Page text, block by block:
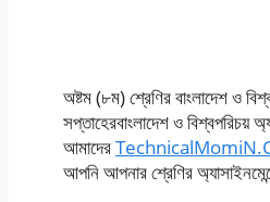
অষ্টম (৮ম) শ্রেণির বাংলাদেশ ও
সপ্তাহেরবাংলাদেশ ও
আমাদের
আপনি আপনার শ্রেণির